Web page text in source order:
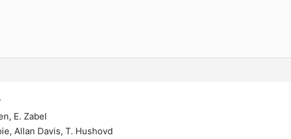
E. Zabel
Allan Davis, T. Hushovd